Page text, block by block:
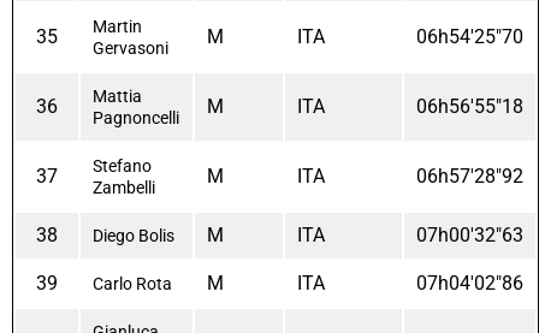
35
Martin
Gervasoni
M ITA 06h54'25"70
36
Mattia
Pagnoncelli
M ITA 06h56'55"18
37
Stefano
Zambelli
M ITA 06h57'28"92
38 Diego Bolis M ITA 07h00'32"63
39 Carlo Rota M ITA 07h04'02"86